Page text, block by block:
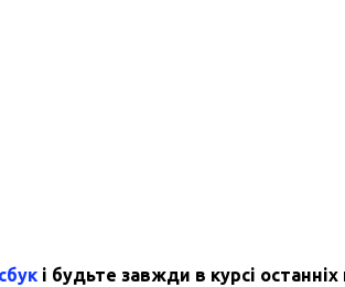
і будьте завжди в курсі